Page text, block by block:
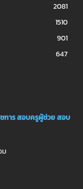
2081
1510
901
647
การสอบครูผู้ช่วยสอบ
ม